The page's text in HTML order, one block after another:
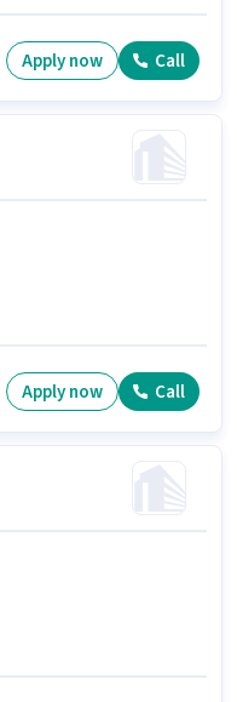
Apply now Call
Apply now Call